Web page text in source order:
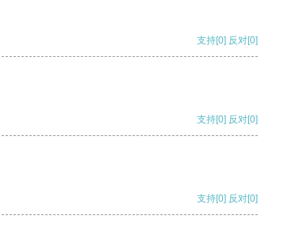
支持[0] 反对[0]
支持[0] 反对[0]
支持[0] 反对[0]